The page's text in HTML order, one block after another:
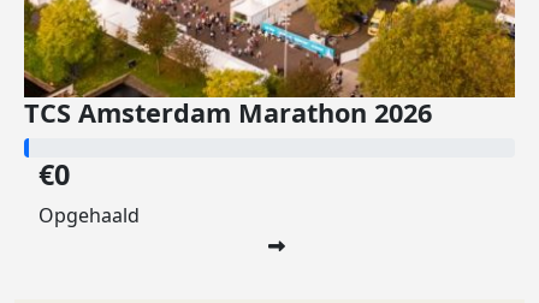
TCS Amsterdam Marathon 2026
€0
Opgehaald